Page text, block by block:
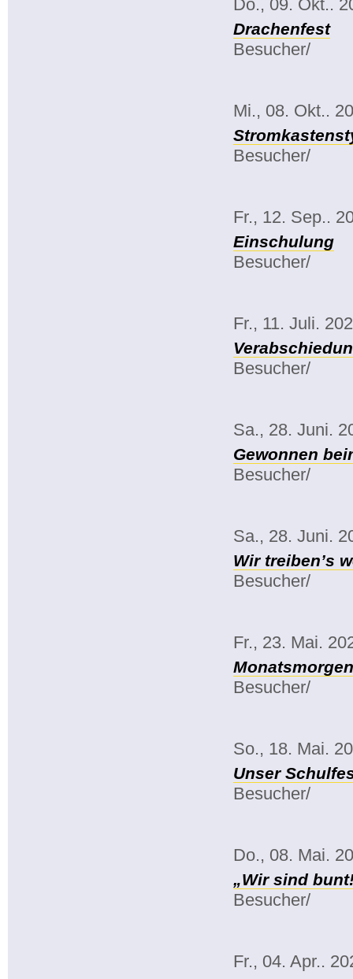
Do., 09. Okt..
Drachenfest
Besucher/
Mi., 08. Okt..
Besucher/
Fr., 12. Sep..
Einschulung
Besucher/
Fr., 11. Juli.
Besucher/
Sa., 28. Juni.
Gewonnen
Besucher/
Sa., 28. Juni.
Wir treiben’s
Besucher/
Fr., 23. Mai.
Besucher/
So., 18. Mai.
Unser
Besucher/
Do., 08. Mai.
„Wir sind
Besucher/
Fr., 04. Apr..